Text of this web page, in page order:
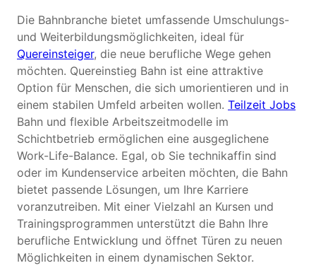
Die Bahnbranche bietet umfassende Umschulungs-
und Weiterbildungsmöglichkeiten, ideal für
Quereinsteiger, die neue berufliche Wege gehen
möchten. Quereinstieg Bahn ist eine attraktive
Option für Menschen, die sich umorientieren und in
einem stabilen Umfeld arbeiten wollen. Teilzeit Jobs
Bahn und flexible Arbeitszeitmodelle im
Schichtbetrieb ermöglichen eine ausgeglichene
Work-Life-Balance. Egal, ob Sie technikaffin sind
oder im Kundenservice arbeiten möchten, die Bahn
bietet passende Lösungen, um Ihre Karriere
voranzutreiben. Mit einer Vielzahl an Kursen und
Trainingsprogrammen unterstützt die Bahn Ihre
berufliche Entwicklung und öffnet Türen zu neuen
Möglichkeiten in einem dynamischen Sektor.